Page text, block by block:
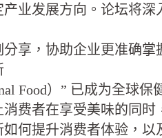
业发展方向。论坛将
享，协助企业更准确
Food）” 已成为全球
费者在享受美味的同时
何提升消费者体验，